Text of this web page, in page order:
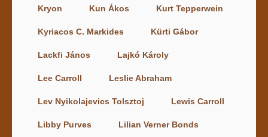
Kryon Kun Ákos Kurt Tepperwein
Kyriacos C. Markides Kürti Gábor
Lackfi János Lajkó Károly
Lee Carroll Leslie Abraham
Lev Nyikolajevics Tolsztoj Lewis Carroll
Libby Purves Lilian Verner Bonds